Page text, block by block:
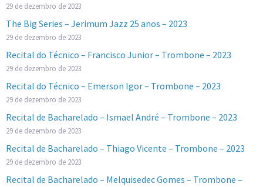
29 de dezembro de 2023
The Big Series – Jerimum Jazz 25 anos – 2023
29 de dezembro de 2023
Recital do Técnico – Francisco Junior – Trombone – 2023
29 de dezembro de 2023
Recital do Técnico – Emerson Igor – Trombone – 2023
29 de dezembro de 2023
Recital de Bacharelado – Ismael André – Trombone – 2023
29 de dezembro de 2023
Recital de Bacharelado – Thiago Vicente – Trombone – 2023
29 de dezembro de 2023
Recital de Bacharelado – Melquisedec Gomes – Trombone –